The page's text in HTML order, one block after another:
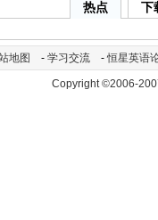
热点 下
地图 - 学习交流 -恒星英语
Copyright ©2006-